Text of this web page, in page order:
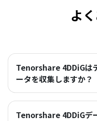
よ
Tenorshare 4DDiGは
ータを収集しますか？
Tenorshare 4DDiGデ